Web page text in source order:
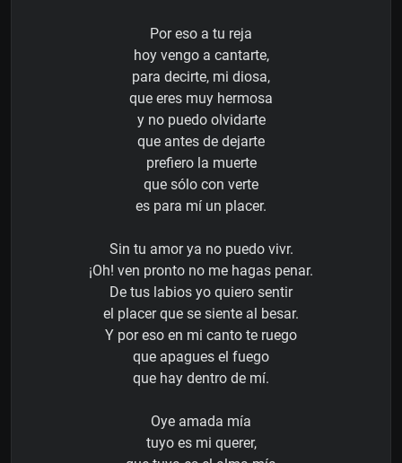
Por eso a tu reja
hoy vengo a cantarte,
para decirte, mi diosa,
que eres muy hermosa
y no puedo olvidarte
que antes de dejarte
prefiero la muerte
que sólo con verte
es para mí un placer.
Sin tu amor ya no puedo vivr.
¡Oh! ven pronto no me hagas penar.
De tus labios yo quiero sentir
el placer que se siente al besar.
Y por eso en mi canto te ruego
que apagues el fuego
que hay dentro de mí.
Oye amada mía
tuyo es mi querer,